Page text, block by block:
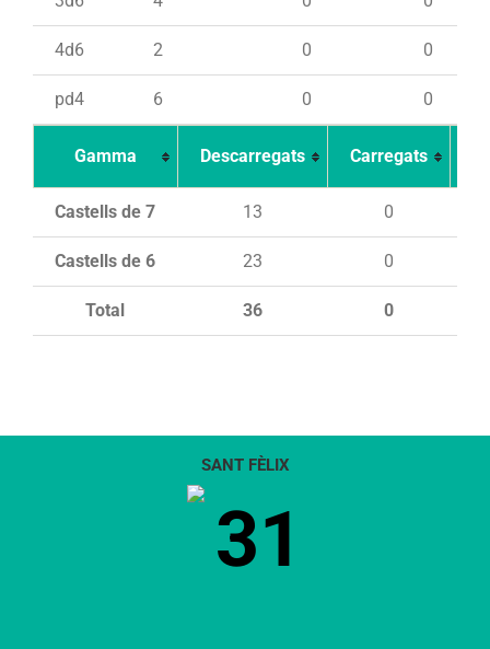
4d6 2 0 0
pd4 6 0 0
Gamma Descarregats Carregats
Total 36 0
Castells de 7 13 0
Castells de 6 23 0
SANT FÈLIX
31